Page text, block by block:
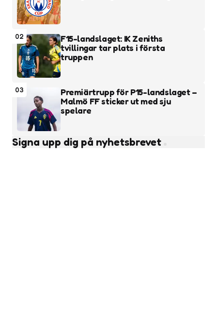
02
F15-landslaget: IK Zeniths
tvillingar tar plats i första
truppen
03
Premiärtrupp för P15-landslaget –
Malmö FF sticker ut med sju
spelare
Signa upp dig på nyhetsbrevet